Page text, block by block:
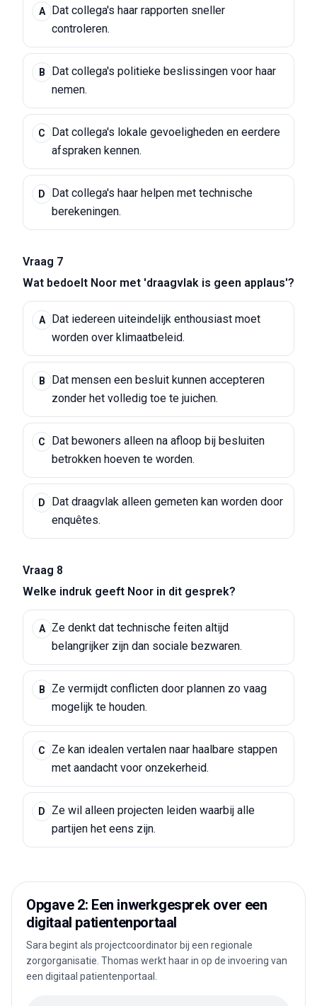
A
Dat collega's haar rapporten sneller
controleren.
B
Dat collega's politieke beslissingen voor haar
nemen.
C
Dat collega's lokale gevoeligheden en eerdere
afspraken kennen.
D
Dat collega's haar helpen met technische
berekeningen.
Vraag 7
Wat bedoelt Noor met 'draagvlak is geen applaus'?
A
Dat iedereen uiteindelijk enthousiast moet
worden over klimaatbeleid.
B
Dat mensen een besluit kunnen accepteren
zonder het volledig toe te juichen.
C
Dat bewoners alleen na afloop bij besluiten
betrokken hoeven te worden.
D
Dat draagvlak alleen gemeten kan worden door
enquêtes.
Vraag 8
Welke indruk geeft Noor in dit gesprek?
A
Ze denkt dat technische feiten altijd
belangrijker zijn dan sociale bezwaren.
B
Ze vermijdt conflicten door plannen zo vaag
mogelijk te houden.
C
Ze kan idealen vertalen naar haalbare stappen
met aandacht voor onzekerheid.
D
Ze wil alleen projecten leiden waarbij alle
partijen het eens zijn.
Opgave 2: Een inwerkgesprek over een
digitaal patientenportaal
Sara begint als projectcoordinator bij een regionale
zorgorganisatie. Thomas werkt haar in op de invoering van
een digitaal patientenportaal.